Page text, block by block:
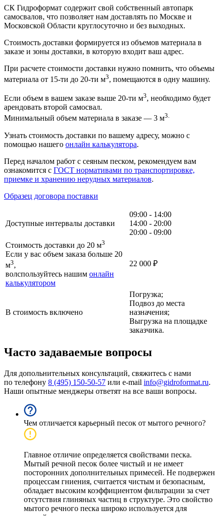
СК Гидроформат содержит свой собственный автопарк
самосвалов, что позволяет нам доставлять по Москве и
Московской Области круглосуточно и без выходных.
Стоимость доставки формируется из объемов материала в
заказе и зоны доставки, в которую входит ваш адрес.
При расчете стоимости доставки нужно помнить, что объемы
материала от 15-ти до 20-ти м3, помещаются в одну машину.
Если объем в вашем заказе выше 20-ти м3, необходимо будет
арендовать второй самосвал.
Минимальный объем материала в заказе — 3 м3.
Узнать стоимость доставки по вашему адресу, можно с
помощью нашего онлайн калькулятора.
Перед началом работ с сеяным песком, рекомендуем вам
ознакомится с ГОСТ нормативами по транспортировке,
приемке и хранению нерудных материалов.
Образец договора поставки
Доступные интервалы доставки
09:00 - 14:00
14:00 - 20:00
20:00 - 09:00
Стоимость доставки до 20 м3
Если у вас объем заказа больше 20
м3,
волспользуйтесь нашим онлайн
калькулятором
22 000 ₽
В стоимость включено
Погрузка;
Подвоз до места
назначения;
Выгрузка на площадке
заказчика.
Часто задаваемые вопросы
Для допольнительных консультаций, свяжитесь с нами
по телефону 8 (495) 150-50-57 или e-mail info@gidroformat.ru.
Наши опытные менджеры ответят на все ваши вопросы.
Чем отличается карьерный песок от мытого речного?
Главное отличие определяется свойствами песка.
Мытый речной песок более чистый и не имеет
посторонних дополнительных примесей. Не подвержен
процессам гниения, считается чистым и безопасным,
обладает высоким коэффициентом фильтрации за счет
отсутствия глиняных частиц в структуре. Это свойство
мытого речного песка широко используется для